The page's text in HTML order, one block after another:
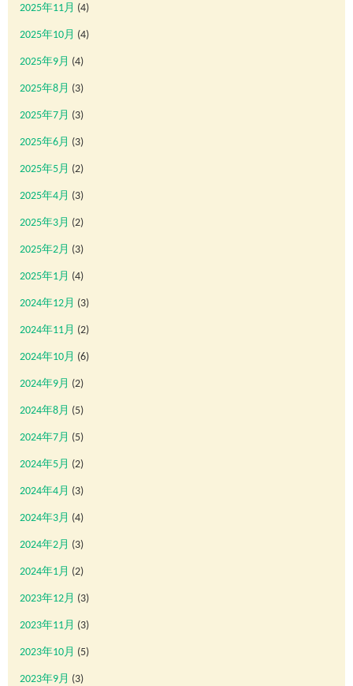
2025年11月 (4)
2025年10月 (4)
2025年9月 (4)
2025年8月 (3)
2025年7月 (3)
2025年6月 (3)
2025年5月 (2)
2025年4月 (3)
2025年3月 (2)
2025年2月 (3)
2025年1月 (4)
2024年12月 (3)
2024年11月 (2)
2024年10月 (6)
2024年9月 (2)
2024年8月 (5)
2024年7月 (5)
2024年5月 (2)
2024年4月 (3)
2024年3月 (4)
2024年2月 (3)
2024年1月 (2)
2023年12月 (3)
2023年11月 (3)
2023年10月 (5)
2023年9月 (3)